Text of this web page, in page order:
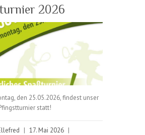
2026
den 25.05.2026, findest unser
statt!
| 17. Mai 2026 |